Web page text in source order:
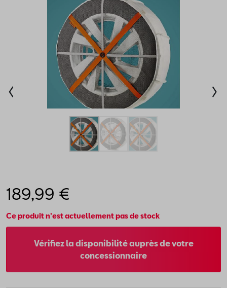
189,99 €
Ce produit n'est actuellement pas de stock
Vérifiez la disponibilité auprès de votre
concessionnaire